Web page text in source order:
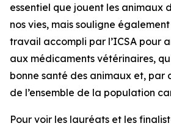
essentiel que jouent les animaux
nos vies, mais souligne
travail accompli par l’ICSA pour
aux médicaments vétérinaires,
bonne santé des animaux et, par
de l’ensemble de la population
Pour voir les lauréats et les